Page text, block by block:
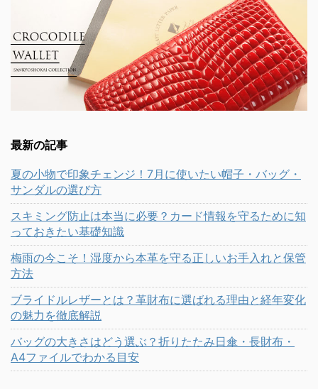
最新の記事
夏の小物で印象チェンジ！7月に使いたい帽子・バッグ・
サンダルの選び方
スキミング防止は本当に必要？カード情報を守るために知
っておきたい基礎知識
梅雨の今こそ！湿度から本革を守る正しいお手入れと保管
方法
ブライドルレザーとは？革財布に選ばれる理由と経年変化
の魅力を徹底解説
バッグの大きさはどう選ぶ？折りたたみ日傘・長財布・
A4ファイルでわかる目安